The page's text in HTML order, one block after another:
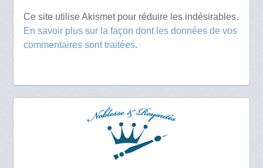
Ce site utilise Akismet pour réduire les indésirables.
En savoir plus sur la façon dont les données de vos
commentaires sont traitées.